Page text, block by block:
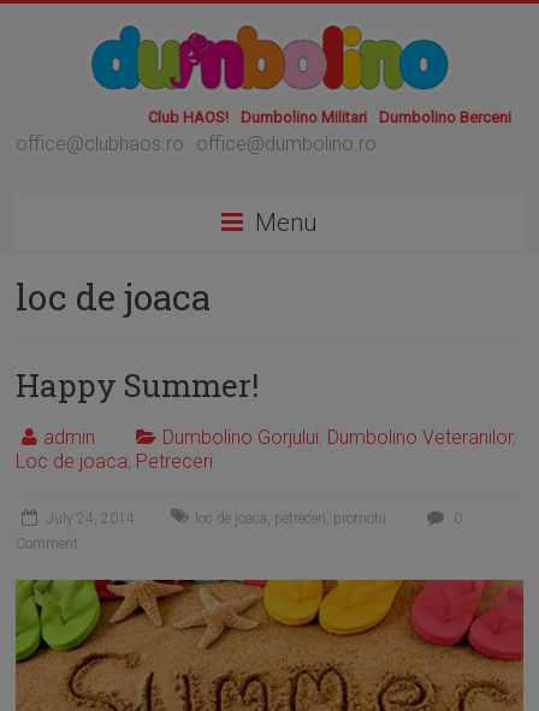
Dumbolino Berceni
Dumbolino Militari
Club HAOS!
office@clubhaos.ro office@dumbolino.ro
Menu
loc de joaca
Happy Summer!
admin Dumbolino Gorjului, Dumbolino Veteranilor,
Loc de joaca, Petreceri
July 24, 2014 loc de joaca, petreceri, promotii
0
Comment